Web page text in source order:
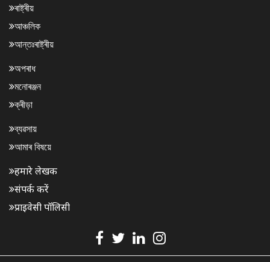
ৰাষ্ট্ৰীয়
আঞ্চলিক
আন্তঃৰাষ্ট্ৰীয়
অপৰাধ
মনোৰঞ্জন
ক্ৰীড়া
ব্যৱসায়
আমাৰ বিষয়ে
हमारे लेखक
संपर्क करें
प्राइवेसी पॉलिसी